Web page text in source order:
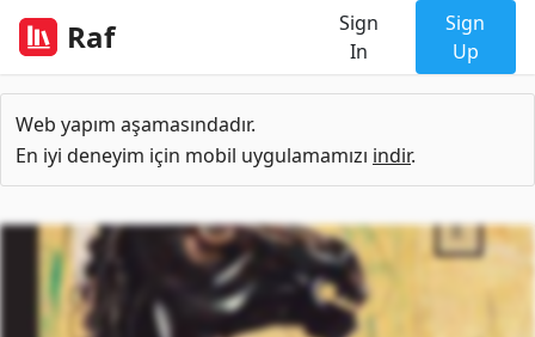
Raf
Sign
In
Sign
Up
Web yapım aşamasındadır.
En iyi deneyim için mobil uygulamamızı indir.